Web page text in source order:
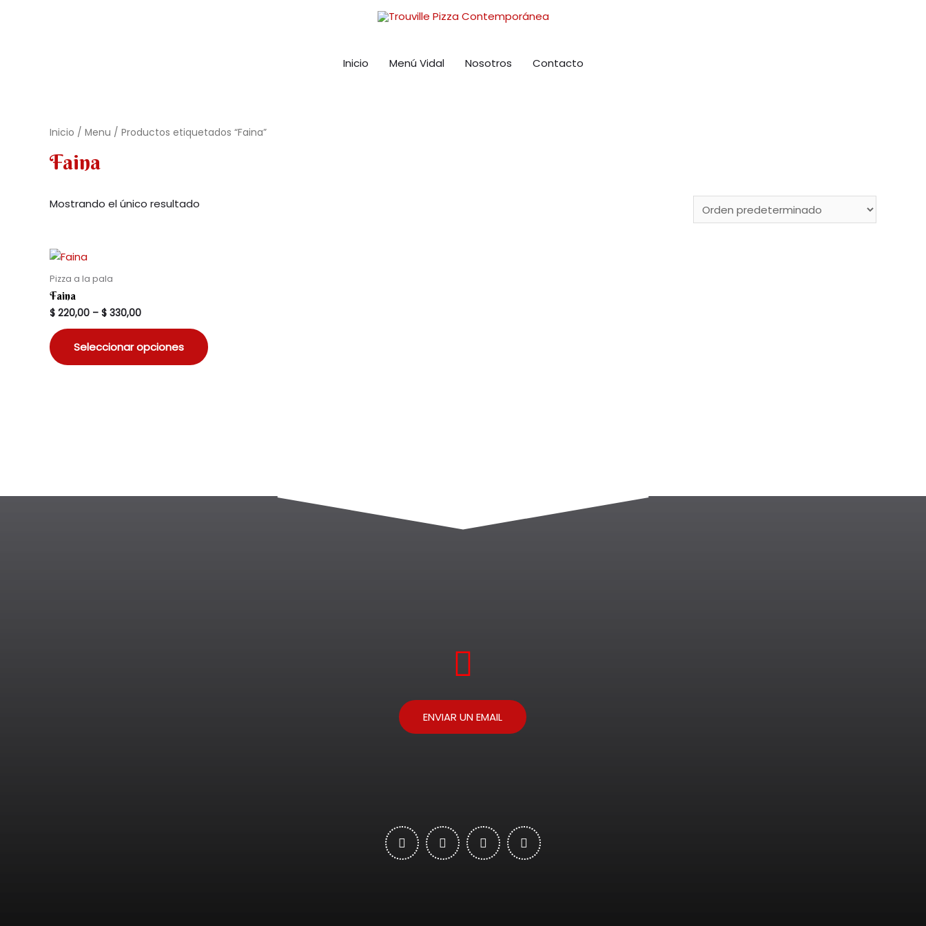
Inicio Menú Vidal Nosotros Contacto
Inicio / Menu / Productos etiquetados “Faina”
Faina
Mostrando el único resultado
Pizza a la pala
Faina
$ 220,00 – $ 330,00
Seleccionar opciones
ENVIAR UN EMAIL